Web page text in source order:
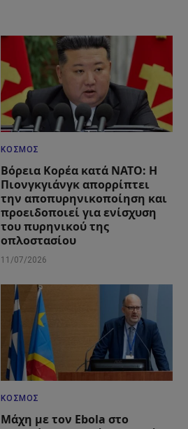
ΚΌΣΜΟΣ
Βόρεια Κορέα κατά ΝΑΤΟ: Η
Πιονγκγιάνγκ απορρίπτει
την αποπυρηνικοποίηση και
προειδοποιεί για ενίσχυση
του πυρηνικού της
οπλοστασίου
11/07/2026
ΚΌΣΜΟΣ
Μάχη με τον Ebola στο